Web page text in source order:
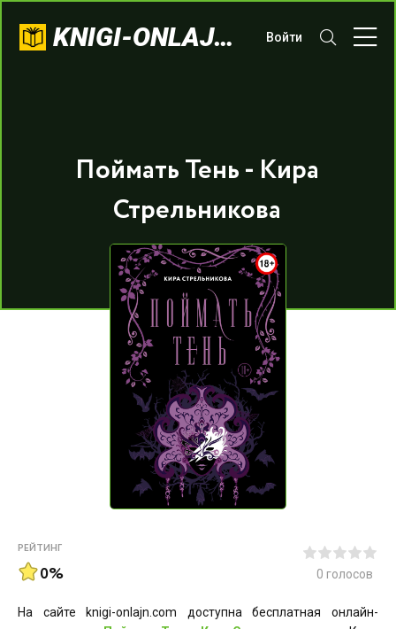
KNIGI-ONLAJN.COM Войти
Поймать Тень - Кира
Стрельникова
РЕЙТИНГ
0% 0 голосов
На сайте knigi-onlajn.com доступна бесплатная онлайн-